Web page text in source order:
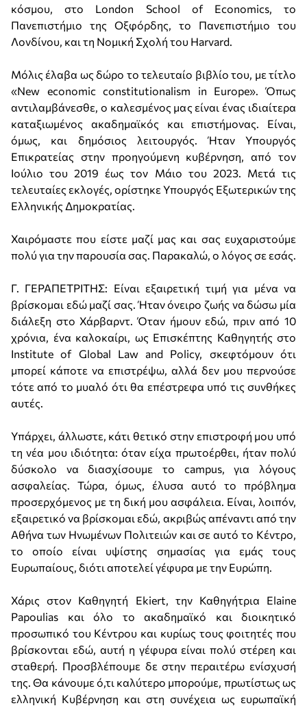
κόσμου, στο London School of Economics, το
Πανεπιστήμιο της Οξφόρδης, το Πανεπιστήμιο του
Λονδίνου, και τη Νομική Σχολή του Harvard.
Μόλις έλαβα ως δώρο το τελευταίο βιβλίο του, με τίτλο
«New economic constitutionalism in Europe». Όπως
αντιλαμβάνεσθε, ο καλεσμένος μας είναι ένας ιδιαίτερα
καταξιωμένος ακαδημαϊκός και επιστήμονας. Είναι,
όμως, και δημόσιος λειτουργός. Ήταν Υπουργός
Επικρατείας στην προηγούμενη κυβέρνηση, από τον
Ιούλιο του 2019 έως τον Μάιο του 2023. Μετά τις
τελευταίες εκλογές, ορίστηκε Υπουργός Εξωτερικών της
Ελληνικής Δημοκρατίας.
Χαιρόμαστε που είστε μαζί μας και σας ευχαριστούμε
πολύ για την παρουσία σας. Παρακαλώ, ο λόγος σε εσάς.
Γ. ΓΕΡΑΠΕΤΡΙΤΗΣ: Είναι εξαιρετική τιμή για μένα να
βρίσκομαι εδώ μαζί σας. Ήταν όνειρο ζωής να δώσω μία
διάλεξη στο Χάρβαρντ. Όταν ήμουν εδώ, πριν από 10
χρόνια, ένα καλοκαίρι, ως Επισκέπτης Καθηγητής στο
Institute of Global Law and Policy, σκεφτόμουν ότι
μπορεί κάποτε να επιστρέψω, αλλά δεν μου περνούσε
τότε από το μυαλό ότι θα επέστρεφα υπό τις συνθήκες
αυτές.
Υπάρχει, άλλωστε, κάτι θετικό στην επιστροφή μου υπό
τη νέα μου ιδιότητα: όταν είχα πρωτοέρθει, ήταν πολύ
δύσκολο να διασχίσουμε το campus, για λόγους
ασφαλείας. Τώρα, όμως, έλυσα αυτό το πρόβλημα
προσερχόμενος με τη δική μου ασφάλεια. Είναι, λοιπόν,
εξαιρετικό να βρίσκομαι εδώ, ακριβώς απέναντι από την
Αθήνα των Ηνωμένων Πολιτειών και σε αυτό το Κέντρο,
το οποίο είναι υψίστης σημασίας για εμάς τους
Ευρωπαίους, διότι αποτελεί γέφυρα με την Ευρώπη.
Χάρις στον Καθηγητή Ekiert, την Καθηγήτρια Elaine
Papoulias και όλο το ακαδημαϊκό και διοικητικό
προσωπικό του Κέντρου και κυρίως τους φοιτητές που
βρίσκονται εδώ, αυτή η γέφυρα είναι πολύ στέρεη και
σταθερή. Προσβλέπουμε δε στην περαιτέρω ενίσχυσή
της. Θα κάνουμε ό,τι καλύτερο μπορούμε, πρωτίστως ως
ελληνική Κυβέρνηση και στη συνέχεια ως ευρωπαϊκή